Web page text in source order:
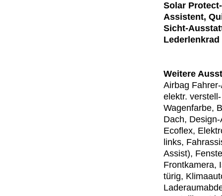
Solar
Assistent,
Sicht-
Lederlenkrad
Weitere
Airbag
elektr.
Wagenfarbe,
Dach,
Ecoflex,
links,
Assist),
Frontkamera,
türig,